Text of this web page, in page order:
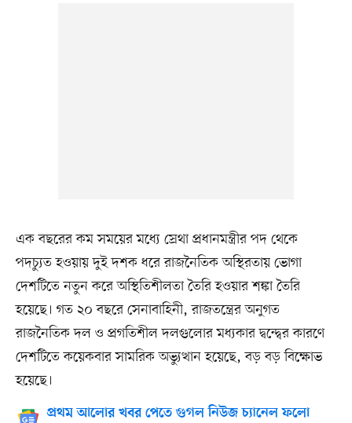
এক বছরের কম সময়ের মধ্যে স্রেথা প্রধানমন্ত্রীর পদ থেকে
পদচ্যুত হওয়ায় দুই দশক ধরে রাজনৈতিক অস্থিরতায় ভোগা
দেশটিতে নতুন করে অস্থিতিশীলতা তৈরি হওয়ার শঙ্কা তৈরি
হয়েছে। গত ২০ বছরে সেনাবাহিনী, রাজতন্ত্রের অনুগত
রাজনৈতিক দল ও প্রগতিশীল দলগুলোর মধ্যকার দ্বন্দ্বের কারণে
দেশটিতে কয়েকবার সামরিক অভ্যুত্থান হয়েছে, বড় বড় বিক্ষোভ
হয়েছে।
প্রথম আলোর খবর পেতে গুগল নিউজ চ্যানেল ফলো